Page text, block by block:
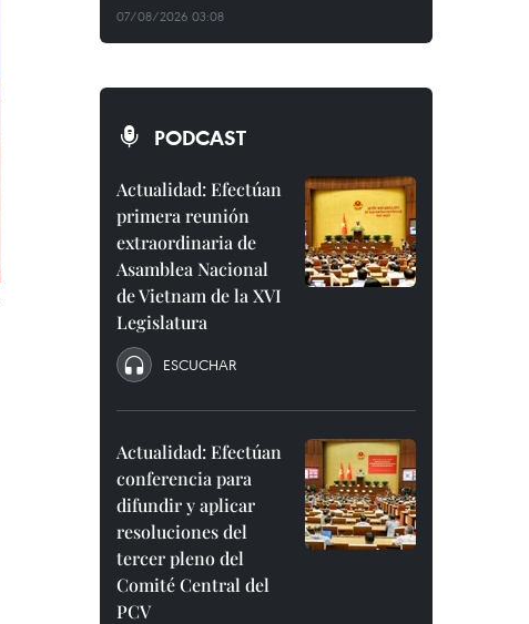
07/08/2026 03:08
PODCAST
Actualidad: Efectúan
primera reunión
extraordinaria de
Asamblea Nacional
de Vietnam de la XVI
Legislatura
ESCUCHAR
Actualidad: Efectúan
conferencia para
difundir y aplicar
resoluciones del
tercer pleno del
Comité Central del
PCV